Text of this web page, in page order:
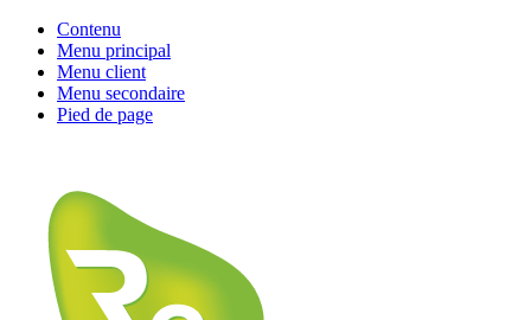
Contenu
Menu principal
Menu client
Menu secondaire
Pied de page